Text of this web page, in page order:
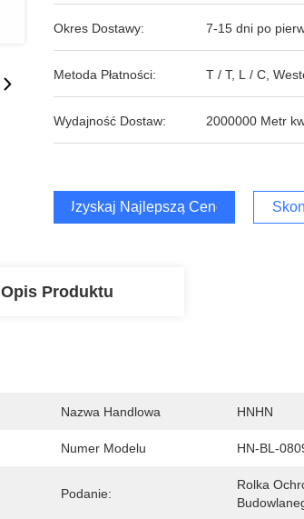
Okres Dostawy: 7-15 dni po
Metoda Płatności: T / T, L / C,
Wydajność Dostaw: 2000000 Metr
Uzyskaj Najlepszą Cenę
Opis Produktu
Nazwa Handlowa HNHN
Numer Modelu HN-BL-
Podanie:
Rolka